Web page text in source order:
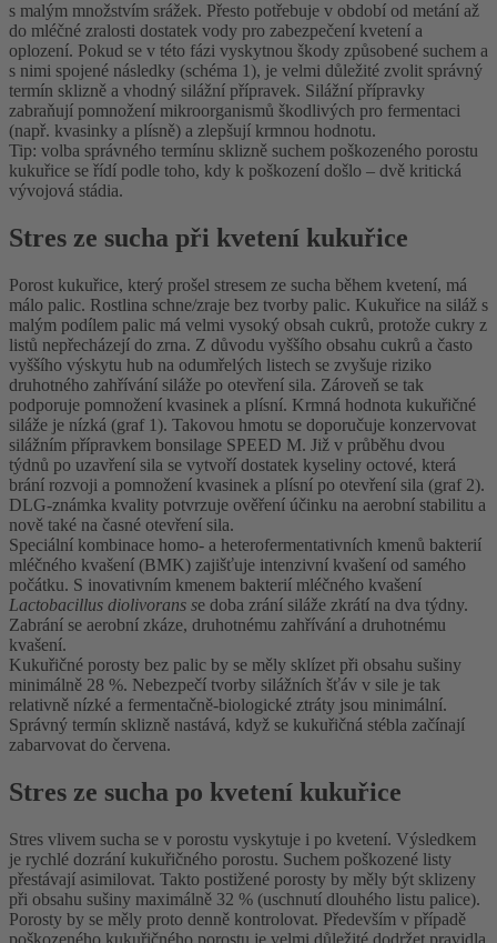
s malým množstvím srážek. Přesto potřebuje v období od metání až
do mléčné zralosti dostatek vody pro zabezpečení kvetení a
oplození. Pokud se v této fázi vyskytnou škody způsobené suchem a
s nimi spojené následky (schéma 1), je velmi důležité zvolit správný
termín sklizně a vhodný silážní přípravek. Silážní přípravky
zabraňují pomnožení mikroorganismů škodlivých pro fermentaci
(např. kvasinky a plísně) a zlepšují krmnou hodnotu.
Tip: volba správného termínu sklizně suchem poškozeného porostu
kukuřice se řídí podle toho, kdy k poškození došlo – dvě kritická
vývojová stádia.
Stres ze sucha při kvetení kukuřice
Porost kukuřice, který prošel stresem ze sucha během kvetení, má
málo palic. Rostlina schne/zraje bez tvorby palic. Kukuřice na siláž s
malým podílem palic má velmi vysoký obsah cukrů, protože cukry z
listů nepřecházejí do zrna. Z důvodu vyššího obsahu cukrů a často
vyššího výskytu hub na odumřelých listech se zvyšuje riziko
druhotného zahřívání siláže po otevření sila. Zároveň se tak
podporuje pomnožení kvasinek a plísní. Krmná hodnota kukuřičné
siláže je nízká (graf 1). Takovou hmotu se doporučuje konzervovat
silážním přípravkem bonsilage SPEED M. Již v průběhu dvou
týdnů po uzavření sila se vytvoří dostatek kyseliny octové, která
brání rozvoji a pomnožení kvasinek a plísní po otevření sila (graf 2).
DLG-známka kvality potvrzuje ověření účinku na aerobní stabilitu a
nově také na časné otevření sila.
Speciální kombinace homo- a heterofermentativních kmenů bakterií
mléčného kvašení (BMK) zajišťuje intenzivní kvašení od samého
počátku. S inovativním kmenem bakterií mléčného kvašení
Lactobacillus diolivorans se doba zrání siláže zkrátí na dva týdny.
Zabrání se aerobní zkáze, druhotnému zahřívání a druhotnému
kvašení.
Kukuřičné porosty bez palic by se měly sklízet při obsahu sušiny
minimálně 28 %. Nebezpečí tvorby silážních šťáv v sile je tak
relativně nízké a fermentačně-biologické ztráty jsou minimální.
Správný termín sklizně nastává, když se kukuřičná stébla začínají
zabarvovat do červena.
Stres ze sucha po kvetení kukuřice
Stres vlivem sucha se v porostu vyskytuje i po kvetení. Výsledkem
je rychlé dozrání kukuřičného porostu. Suchem poškozené listy
přestávají asimilovat. Takto postižené porosty by měly být sklizeny
při obsahu sušiny maximálně 32 % (uschnutí dlouhého listu palice).
Porosty by se měly proto denně kontrolovat. Především v případě
poškozeného kukuřičného porostu je velmi důležité dodržet pravidla